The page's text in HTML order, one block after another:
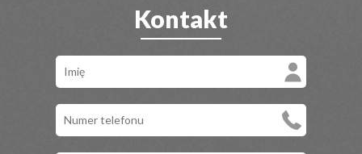
Kontakt